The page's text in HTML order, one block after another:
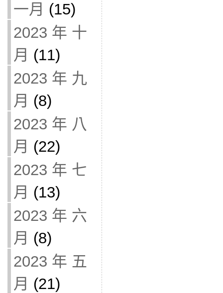
一月 (15)
2023 年 十
月 (11)
2023 年 九
月 (8)
2023 年 八
月 (22)
2023 年 七
月 (13)
2023 年 六
月 (8)
2023 年 五
月 (21)